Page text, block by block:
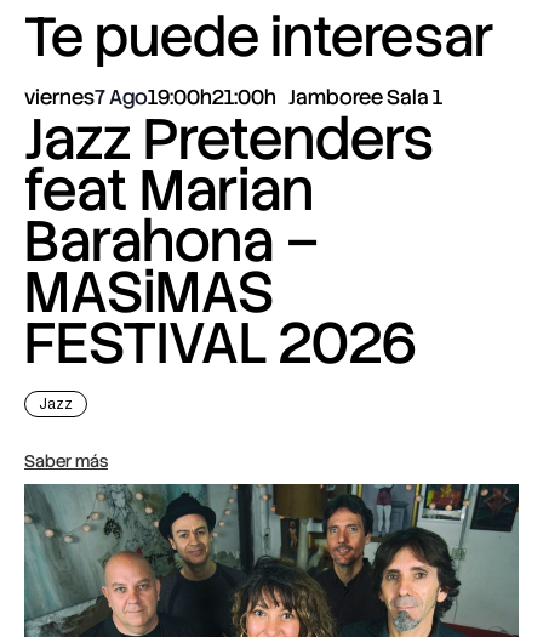
Te puede interesar
viernes7 Ago19:00h21:00h Jamboree Sala 1
Jazz Pretenders
feat Marian
Barahona –
MASiMAS
FESTIVAL 2026
Jazz
Saber más